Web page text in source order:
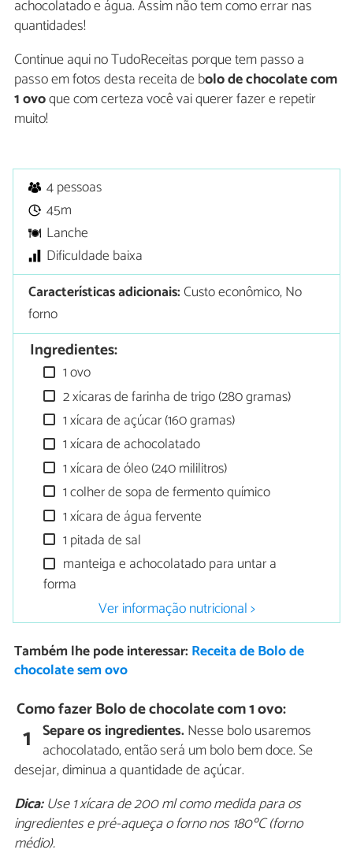
achocolatado e água. Assim não tem como errar nas
quantidades!
Continue aqui no TudoReceitas porque tem passo a
passo em fotos desta receita de bolo de chocolate com
1 ovoque com certeza você vai querer fazer e repetir
muito!
4 pessoas
45m
Lanche
Dificuldade baixa
Características adicionais:Custo econômico, No
forno
Ingredientes:
1 ovo
2 xícaras de farinha de trigo (280 gramas)
1 xícara de açúcar (160 gramas)
1 xícara de achocolatado
1 xícara de óleo (240 mililitros)
1 colher de sopa de fermento químico
1 xícara de água fervente
1 pitada de sal
manteiga e achocolatado para untar a
forma
Ver informação nutricional >
Também lhe pode interessar: Receita de Bolo de
chocolate sem ovo
Como fazer Bolo de chocolate com 1 ovo:
1 Separe os ingredientes.Nesse bolo usaremos
achocolatado, então será um bolo bem doce. Se
desejar, diminua a quantidade de açúcar.
Dica:Use 1 xícara de 200 ml como medida para os
ingredientes e pré-aqueça o forno nos 180ºC (forno
médio).